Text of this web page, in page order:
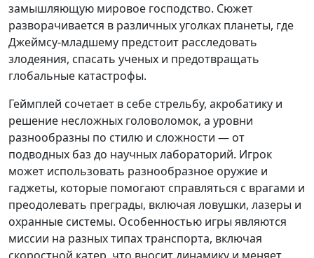
замышляющую мировое господство. Сюжет
разворачивается в различных уголках планеты, где
Джеймсу-младшему предстоит расследовать
злодеяния, спасать ученых и предотвращать
глобальные катастрофы.
Геймплей сочетает в себе стрельбу, акробатику и
решение несложных головоломок, а уровни
разнообразны по стилю и сложности — от
подводных баз до научных лабораторий. Игрок
может использовать разнообразное оружие и
гаджеты, которые помогают справляться с врагами и
преодолевать преграды, включая ловушки, лазеры и
охранные системы. Особенностью игры являются
миссии на разных типах транспорта, включая